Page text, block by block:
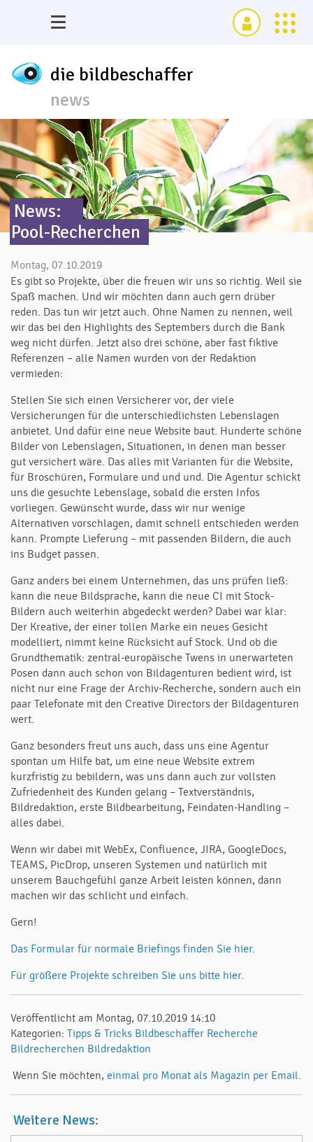
die bildbeschaffer
news
News:
Pool-Recherchen
Montag, 07.10.2019
Es gibt so Projekte, über die freuen wir uns so richtig. Weil sie
Spaß machen. Und wir möchten dann auch gern drüber
reden. Das tun wir jetzt auch. Ohne Namen zu nennen, weil
wir das bei den Highlights des Septembers durch die Bank
weg nicht dürfen. Jetzt also drei schöne, aber fast fiktive
Referenzen – alle Namen wurden von der Redaktion
vermieden:
Stellen Sie sich einen Versicherer vor, der viele
Versicherungen für die unterschiedlichsten Lebenslagen
anbietet. Und dafür eine neue Website baut. Hunderte schöne
Bilder von Lebenslagen, Situationen, in denen man besser
gut versichert wäre. Das alles mit Varianten für die Website,
für Broschüren, Formulare und und und. Die Agentur schickt
uns die gesuchte Lebenslage, sobald die ersten Infos
vorliegen. Gewünscht wurde, dass wir nur wenige
Alternativen vorschlagen, damit schnell entschieden werden
kann. Prompte Lieferung – mit passenden Bildern, die auch
ins Budget passen.
Ganz anders bei einem Unternehmen, das uns prüfen ließ:
kann die neue Bildsprache, kann die neue CI mit Stock-
Bildern auch weiterhin abgedeckt werden? Dabei war klar:
Der Kreative, der einer tollen Marke ein neues Gesicht
modelliert, nimmt keine Rücksicht auf Stock. Und ob die
Grundthematik: zentral-europäische Twens in unerwarteten
Posen dann auch schon von Bildagenturen bedient wird, ist
nicht nur eine Frage der Archiv-Recherche, sondern auch ein
paar Telefonate mit den Creative Directors der Bildagenturen
wert.
Ganz besonders freut uns auch, dass uns eine Agentur
spontan um Hilfe bat, um eine neue Website extrem
kurzfristig zu bebildern, was uns dann auch zur vollsten
Zufriedenheit des Kunden gelang – Textverständnis,
Bildredaktion, erste Bildbearbeitung, Feindaten-Handling –
alles dabei.
Wenn wir dabei mit WebEx, Confluence, JIRA, GoogleDocs,
TEAMS, PicDrop, unseren Systemen und natürlich mit
unserem Bauchgefühl ganze Arbeit leisten können, dann
machen wir das schlicht und einfach.
Gern!
Das Formular für normale Briefings finden Sie hier.
Für größere Projekte schreiben Sie uns bitte hier.
Veröffentlicht am Montag, 07.10.2019 14:10
Kategorien: Tipps & Tricks Bildbeschaffer Recherche
Bildrecherchen Bildredaktion
Wenn Sie möchten, einmal pro Monat als Magazin per Email.
Weitere News: